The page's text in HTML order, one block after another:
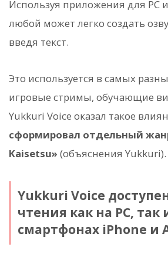
Используя приложения для PC
любой может легко создать
введя текст.
Это используется в самых
игровые стримы, обучающие
Yukkuri Voice оказал такое
сформировал отдельный
Kaisetsu» (объяснения Yukkuri).
Yukkuri Voice
чтения как на PC, так
смартфонах iPhone и